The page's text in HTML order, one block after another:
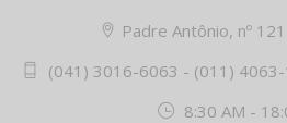
Padre Antônio, nº
(041) 3016-6063 - (011)
8:30 AM -